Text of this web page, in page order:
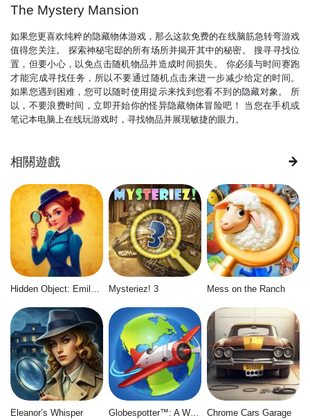
The Mystery Mansion
如果您更喜欢纯粹的隐藏物体游戏，那么这款免费的在线脑筋急转弯游戏
值得您关注。 探索神秘宅邸的所有场所并揭开其中的秘密。 搜寻寻找位
置，但要小心，以免点击随机物品并造成时间损失。 你必须与时间赛跑
才能完成寻找任务，所以不要通过随机点击来进一步减少给定的时间。
如果您遇到困难，您可以随时使用提示来找到您看不到的隐藏对象。 所
以，不要浪费时间，立即开始你的怪异隐藏物体冒险吧！ 当您在手机或
笔记本电脑上在线玩游戏时，寻找物品并展现敏捷的眼力。
相關遊戲
Hidden Object: Emily's Case Mysteriez! 3 Mess on the Ranch
Eleanor’s Whisper Globespotter™: A World of Difference™ Chrome Cars Garage